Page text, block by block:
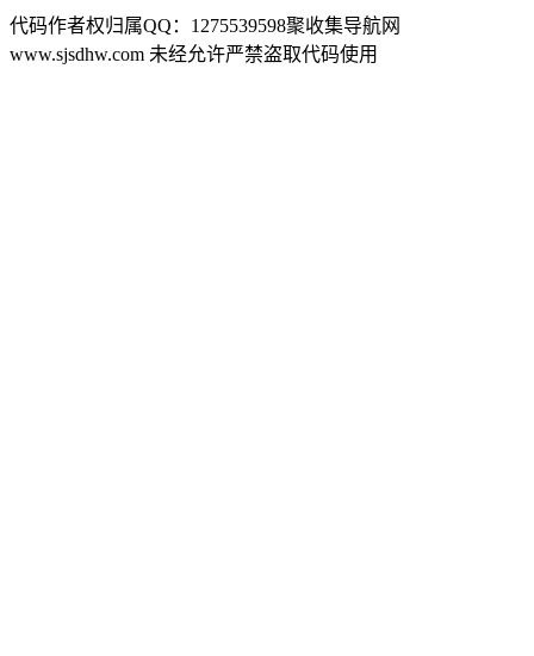
代码作者权归属QQ：1275539598聚收集导航网
www.sjsdhw.com 未经允许严禁盗取代码使用